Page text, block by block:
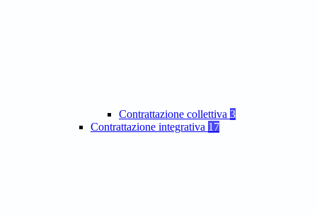
Contrattazione collettiva 3
Contrattazione integrativa 17